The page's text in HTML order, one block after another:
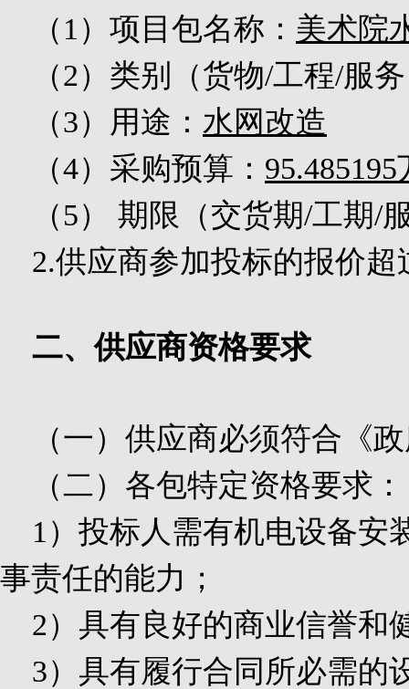
（ 1 ）项目包名称： 美术院
（2）类别（货物/工程/服
（3）用途： 水网改造
（4）采购预算： 95.485195
（5） 期限（交货期/工期/
2.供应商参加投标的报价
二、供应商资格要求
（一）供应商必须符合《
（二）各包特定资格要求：
1 ）投标人需有机电设备安
事责任的能力；
2）具有良好的商业信誉和
3）具有履行合同所必需的